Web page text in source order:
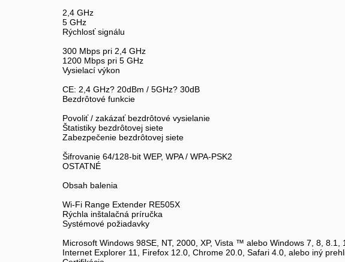
2,4 GHz
5 GHz
Rýchlosť signálu
300 Mbps pri 2,4 GHz
1200 Mbps pri 5 GHz
Vysielací výkon
CE: 2,4 GHz? 20dBm / 5GHz? 30dB
Bezdrôtové funkcie
Povoliť / zakázať bezdrôtové vysielanie
Štatistiky bezdrôtovej siete
Zabezpečenie bezdrôtovej siete
Šifrovanie 64/128-bit WEP, WPA / WPA-PSK2
OSTATNÉ
Obsah balenia
Wi-Fi Range Extender RE505X
Rýchla inštalačná príručka
Systémové požiadavky
Microsoft Windows 98SE, NT, 2000, XP, Vista ™ alebo Windows 7, 8, 8.1,
Internet Explorer 11, Firefox 12.0, Chrome 20.0, Safari 4.0, alebo iný